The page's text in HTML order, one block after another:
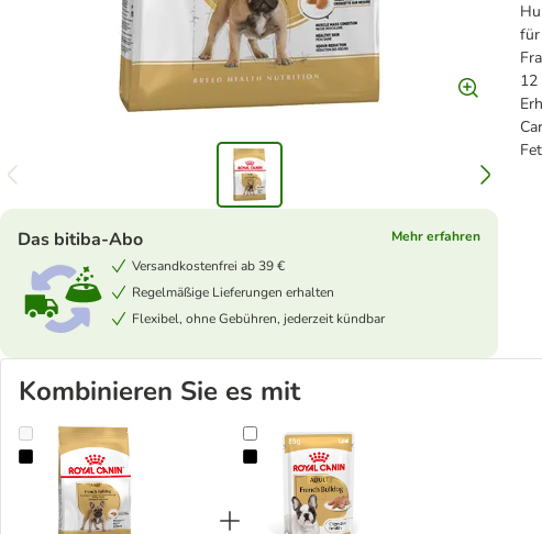
für
12
Das bitiba-Abo
Mehr erfahren
Versandkostenfrei ab 39 €
Regelmäßige Lieferungen erhalten
Flexibel, ohne Gebühren, jederzeit kündbar
Kombinieren Sie es mit
Royal Canin French Bulldog AdultRoyal Canin French Bulldog Loaf